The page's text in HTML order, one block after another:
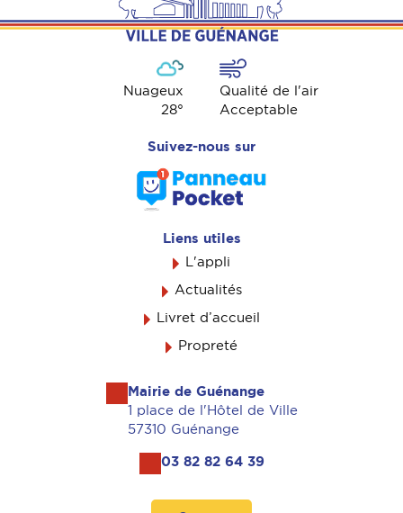
Nuageux
28°
Qualité de l'air
Acceptable
Suivez-nous sur
Liens utiles
L'appli
Actualités
Livret d’accueil
Propreté
Mairie de Guénange
1 place de l'Hôtel de Ville
57310 Guénange
03 82 82 64 39